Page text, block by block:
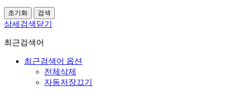
상세검색닫기
최근검색어
최근검색어 옵션
전체삭제
자동저장끄기